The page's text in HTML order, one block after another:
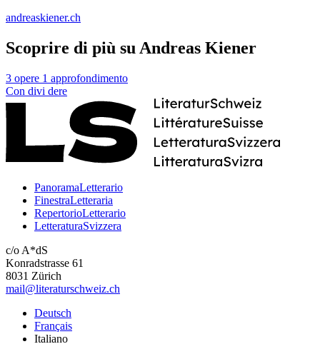
andreaskiener.ch
Scoprire di più su Andreas Kiener
3 opere 1 approfondimento
Con divi dere
PanoramaLetterario
FinestraLetteraria
RepertorioLetterario
LetteraturaSvizzera
c/o A*dS
Konradstrasse 61
8031 Zürich
mail@literaturschweiz.ch
Deutsch
Français
Italiano